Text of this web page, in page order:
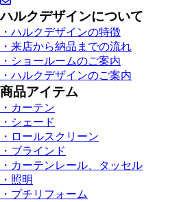
ハルクデザインについて
・ハルクデザインの特徴
・来店から納品までの流れ
・ショールームのご案内
・ハルクデザインのご案内
商品アイテム
・カーテン
・シェード
・ロールスクリーン
・ブラインド
・カーテンレール、タッセル
・照明
・プチリフォーム